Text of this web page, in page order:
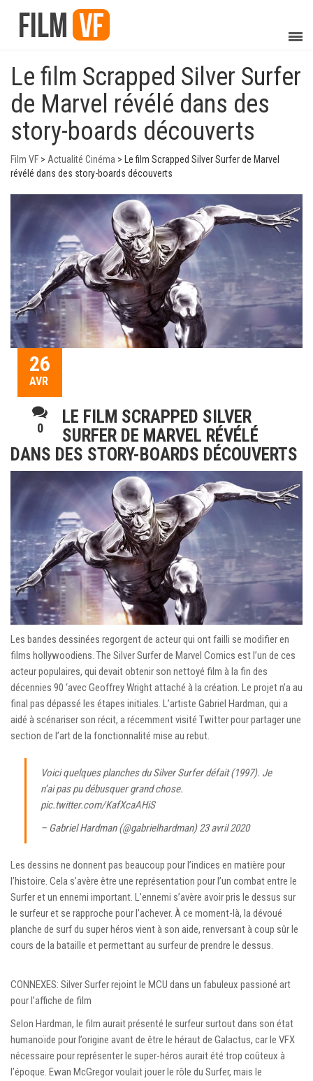
Le film Scrapped Silver Surfer
de Marvel révélé dans des
story-boards découverts
Film VF > Actualité Cinéma >
Le film Scrapped Silver Surfer de Marvel
révélé dans des story-boards découverts
26
AVR
0
LE FILM SCRAPPED SILVER
SURFER DE MARVEL RÉVÉLÉ
DANS DES STORY-BOARDS DÉCOUVERTS
Les bandes dessinées regorgent de acteur qui ont failli se modifier en
films hollywoodiens. The Silver Surfer de Marvel Comics est l’un de ces
acteur populaires, qui devait obtenir son nettoyé film à la fin des
décennies 90 ‘avec Geoffrey Wright attaché à la création. Le projet n’a au
final pas dépassé les étapes initiales. L’artiste Gabriel Hardman, qui a
aidé à scénariser son récit, a récemment visité Twitter pour partager une
section de l’art de la fonctionnalité mise au rebut.
Voici quelques planches du Silver Surfer défait (1997). Je
n’ai pas pu débusquer grand chose.
pic.twitter.com/KafXcaAHiS
– Gabriel Hardman (@gabrielhardman)23 avril 2020
Les dessins ne donnent pas beaucoup pour l’indices en matière pour
l’histoire. Cela s’avère être une représentation pour l’un combat entre le
Surfer et un ennemi important. L’ennemi s’avère avoir pris le dessus sur
le surfeur et se rapproche pour l’achever. À ce moment-là, la dévoué
planche de surf du super héros vient à son aide, renversant à coup sûr le
cours de la bataille et permettant au surfeur de prendre le dessus.
CONNEXES: Silver Surfer rejoint le MCU dans un fabuleux passioné art
pour l’affiche de film
Selon Hardman, le film aurait présenté le surfeur surtout dans son état
humanoïde pour l’origine avant de être le héraut de Galactus, car le VFX
nécessaire pour représenter le super-héros aurait été trop coûteux à
l’époque. Ewan McGregor voulait jouer le rôle du Surfer, mais le